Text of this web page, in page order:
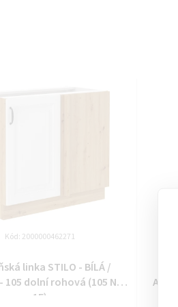
linka STILO - BÍLÁ /
105 dolní rohová (105 ND
1F)
Kód: 2000000462271